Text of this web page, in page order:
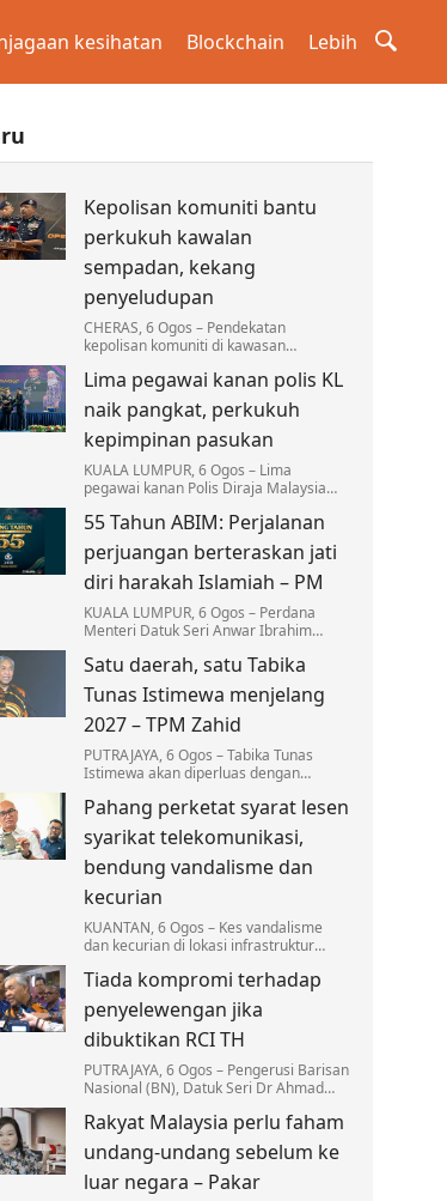
kesihatan Blockchain Lebih
Kepolisan komuniti bantu
perkukuh kawalan
sempadan, kekang
penyeludupan
CHERAS, 6 Ogos – Pendekatan
kepolisan komuniti di kawasan
strategi utama Polis Diraja Malaysia
(PDRM) dalam memperkukuh kawalan…
Lima pegawai kanan polis KL
naik pangkat, perkukuh
kepimpinan pasukan
KUALA LUMPUR, 6 Ogos – Lima
pegawai kanan Polis Diraja Malaysia
menerima kenaikan pangkat dan
pelantikan baharu.
55 Tahun ABIM: Perjalanan
perjuangan berteraskan jati
diri harakah Islamiah – PM
KUALA LUMPUR, 6 Ogos – Perdana
Menteri Datuk Seri Anwar Ibrahim
Malaysia (ABIM) memainkan peranan
besar sebagai pelanjut…
Satu daerah, satu Tabika
Tunas Istimewa menjelang
2027 – TPM Zahid
PUTRAJAYA, 6 Ogos – Tabika Tunas
Istimewa akan diperluas dengan
tabika beroperasi di setiap daerah
menjelang 2027.
Pahang perketat syarat lesen
syarikat telekomunikasi,
bendung vandalisme dan
kecurian
KUANTAN, 6 Ogos – Kes vandalisme
dan kecurian di lokasi infrastruktur
membimbangkan apabila mencatatkan
kerugian melebihi RM3…
Tiada kompromi terhadap
penyelewengan jika
dibuktikan RCI TH
PUTRAJAYA, 6 Ogos – Pengerusi Barisan
Nasional (BN), Datuk Seri Dr Ahmad
kompromi terhadap mana-mana pihak
yang terlibat dalam…
Rakyat Malaysia perlu faham
undang-undang sebelum ke
luar negara – Pakar